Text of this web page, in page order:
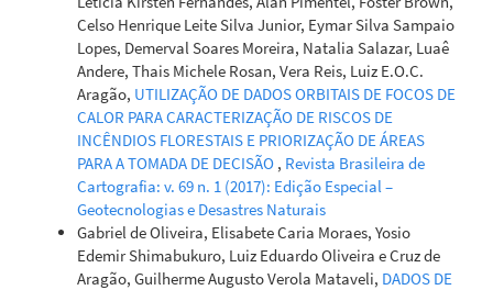
Celso Henrique Leite Silva Junior, Eymar Silva Sampaio
Lopes, Demerval Soares Moreira, Natalia Salazar, Luaê
Andere, Thais Michele Rosan, Vera Reis, Luiz E.O.C.
Aragão, UTILIZAÇÃO DE DADOS ORBITAIS DE FOCOS DE
CALOR PARA CARACTERIZAÇÃO DE RISCOS DE
INCÊNDIOS FLORESTAIS E PRIORIZAÇÃO DE ÁREAS
PARA A TOMADA DE DECISÃO , Revista Brasileira de
Cartografia: v. 69 n. 1 (2017): Edição Especial –
Geotecnologias e Desastres Naturais
Gabriel de Oliveira, Elisabete Caria Moraes, Yosio
Edemir Shimabukuro, Luiz Eduardo Oliveira e Cruz de
Aragão, Guilherme Augusto Verola Mataveli, DADOS DE